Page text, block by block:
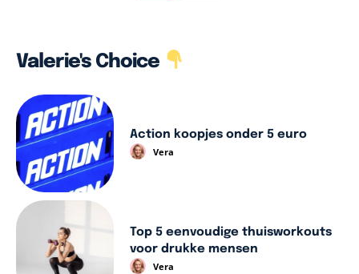
Valerie's Choice
Action koopjes onder 5 euro
Vera
Top 5 eenvoudige thuisworkouts
voor drukke mensen
Vera